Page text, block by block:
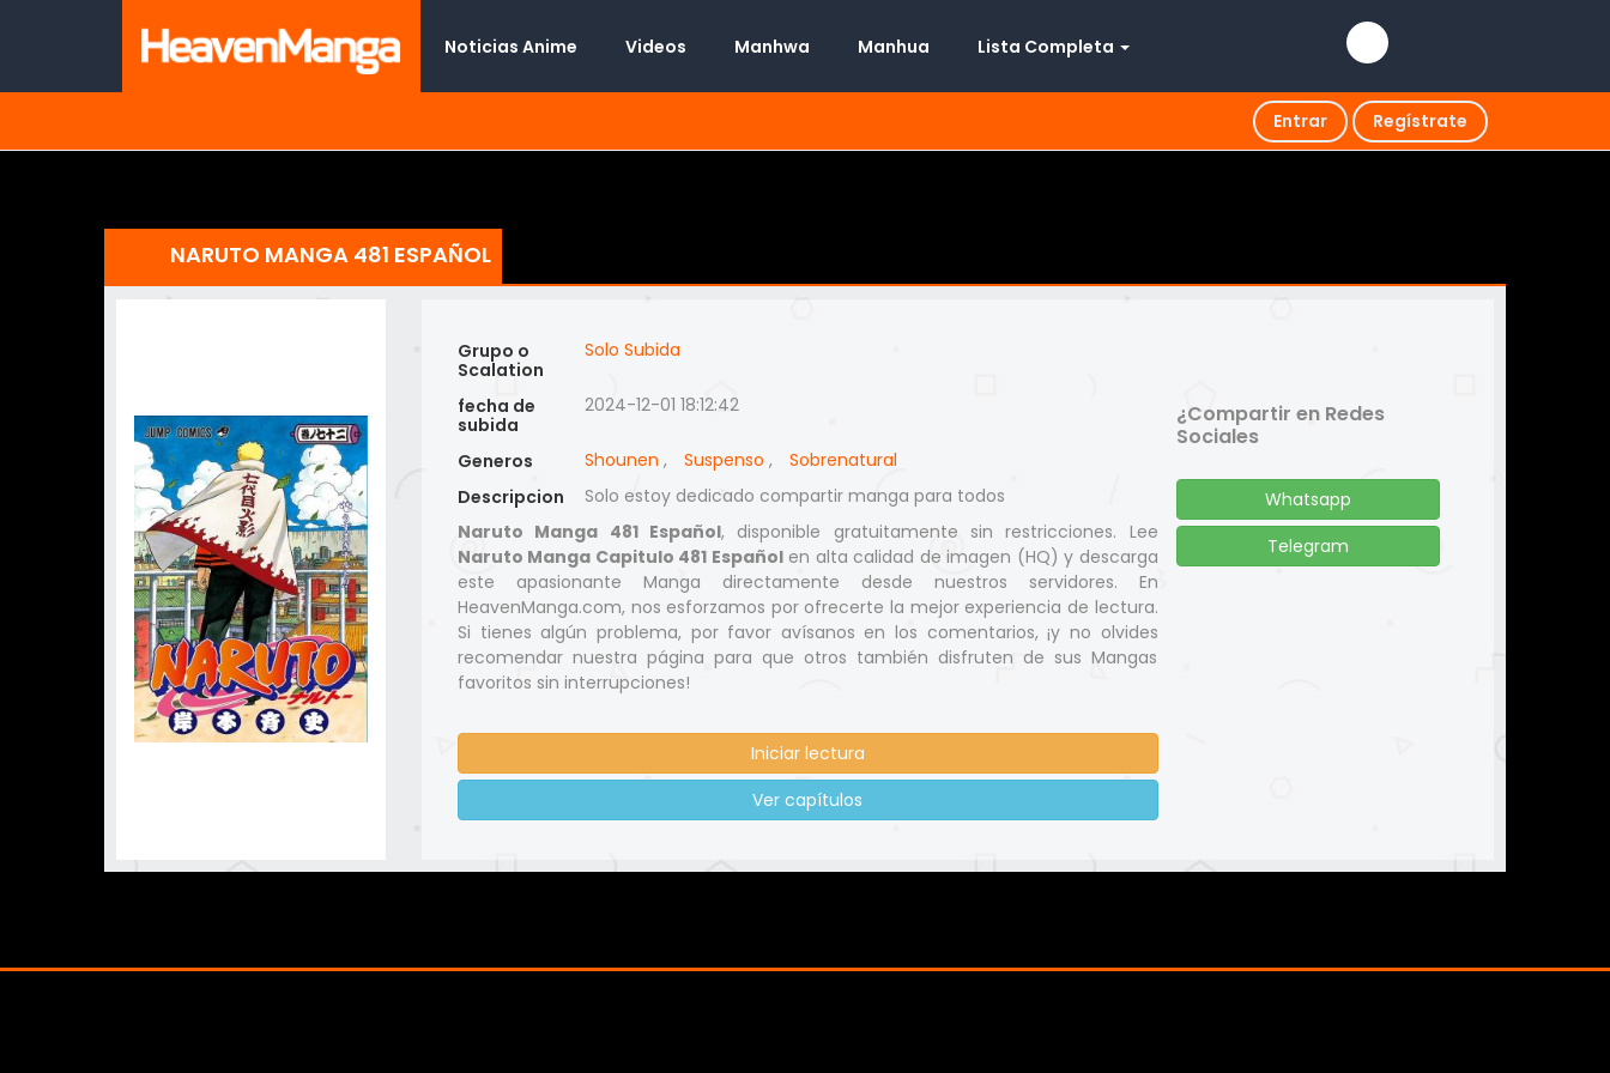
Noticias Anime Videos Manhwa Manhua Lista Completa
Entrar Regístrate
NARUTO MANGA 481 ESPAÑOL
Grupo o
Scalation
Solo Subida
fecha de
subida
2024-12-01 18:12:42
Generos Shounen , Suspenso ,
Sobrenatural
Descripcion
Solo estoy dedicado compartir manga para todos
Naruto Manga 481 Español, disponible gratuitamente sin restricciones. Lee
Naruto Manga Capitulo 481 Españolen alta calidad de imagen (HQ) y descarga
este apasionante Manga directamente desde nuestros servidores. En
HeavenManga.com, nos esforzamos por ofrecerte la mejor experiencia de lectura.
Si tienes algún problema, por favor avísanos en los comentarios, ¡y no olvides
recomendar nuestra página para que otros también disfruten de sus Mangas
favoritos sin interrupciones!
Iniciar lectura
Ver capítulos
¿Compartir en Redes
Sociales
Whatsapp
Telegram